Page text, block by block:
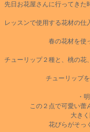
先日お花屋さんに行ってきた
レッスンで使用する花材の
春の花材を使
チューリップ２種と、桃の花
チューリップ
・
この２点で可愛い蕾
大き
花びらがそっ